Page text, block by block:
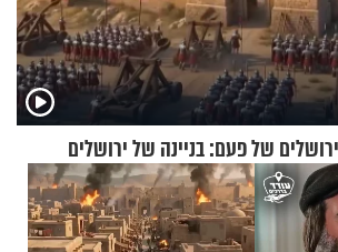
של פעם: בניינה של ירושלים